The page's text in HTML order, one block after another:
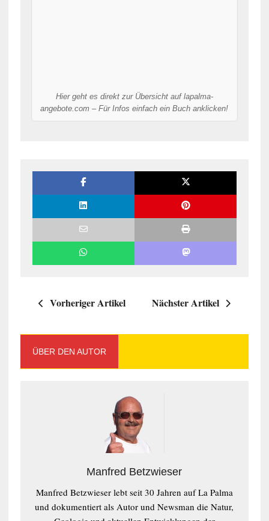
Hier geht es direkt zur Übersicht auf lapalma-
angebote.com – Für Infos einfach ein Buch anklicken!
Vorheriger Artikel Nächster Artikel
ÜBER DEN AUTOR
Manfred Betzwieser
Manfred Betzwieser lebt seit 30 Jahren auf La Palma
und dokumentiert als Autor und Newsman die Natur,